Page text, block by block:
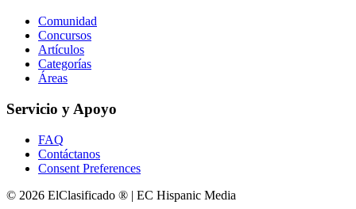
Comunidad
Concursos
Artículos
Categorías
Áreas
Servicio y Apoyo
FAQ
Contáctanos
Consent Preferences
© 2026 ElClasificado ® | EC Hispanic Media